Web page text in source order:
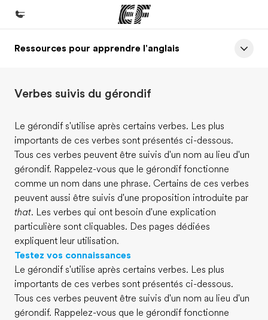
Accueil
Programmes
Bureaux
A propos de nous
Qui sommes-nous ?
EF recrute
Rejoignez nos équipes
Ressources pour apprendre l'anglais
Verbes suivis du gérondif
Le gérondif s'utilise après certains verbes. Les plus
importants de ces verbes sont présentés ci-dessous.
Tous ces verbes peuvent être suivis d'un nom au lieu d'un
gérondif. Rappelez-vous que le gérondif fonctionne
comme un nom dans une phrase. Certains de ces verbes
peuvent aussi être suivis d'une proposition introduite par
that. Les verbes qui ont besoin d'une explication
particulière sont cliquables. Des pages dédiées
expliquent leur utilisation.
Testez vos connaissances
Le gérondif s'utilise après certains verbes. Les plus
importants de ces verbes sont présentés ci-dessous.
Tous ces verbes peuvent être suivis d'un nom au lieu d'un
gérondif. Rappelez-vous que le gérondif fonctionne